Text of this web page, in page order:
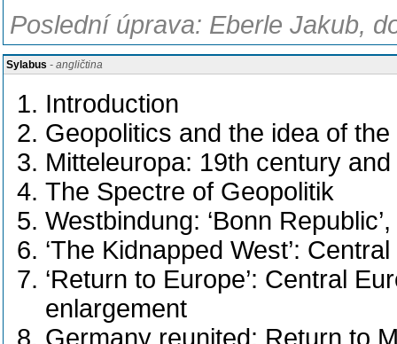
Poslední úprava: Eberle Jakub,
Sylabus - angličtina
Introduction
Geopolitics and the idea of the
Mitteleuropa: 19th century
The Spectre of Geopolitik
Westbindung: ‘Bonn
‘The Kidnapped West’:
‘Return to Europe’: Central
enlargement
Germany reunited: Return to